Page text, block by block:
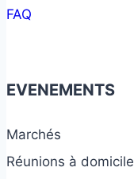
FAQ
EVENEMENTS
Marchés
Réunions à domicile